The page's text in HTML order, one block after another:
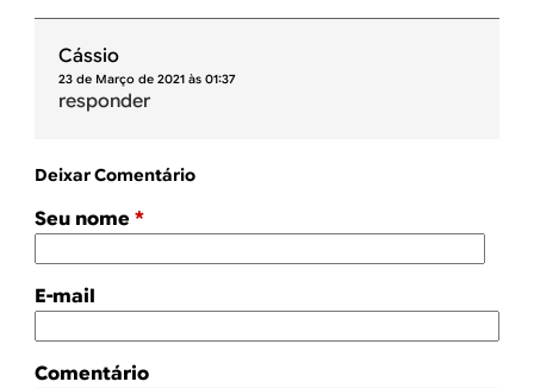
Cássio
23 de Março de 2021 às 01:37
responder
Deixar Comentário
Seu nome *
E-mail
Comentário